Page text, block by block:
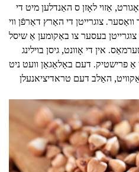
אַזוי לאָזן ס האַנדלען מיט די
צוגרייטן די האַרץ דאַרפֿן ווי
צוגרייטן בעסער צו באַקומען אַ שיסל
אין די אָוונט, גיסן בוילינג
אַ פרישטיק. דעם באַלאַגאַן וועט ניט
האַלב דעם טראדיציאנעלן